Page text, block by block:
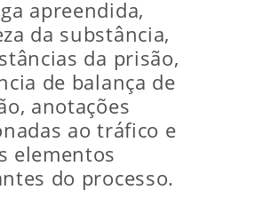
apreendida,
da substância,
da prisão,
de balança de
anotações
ao tráfico e
elementos
do processo.